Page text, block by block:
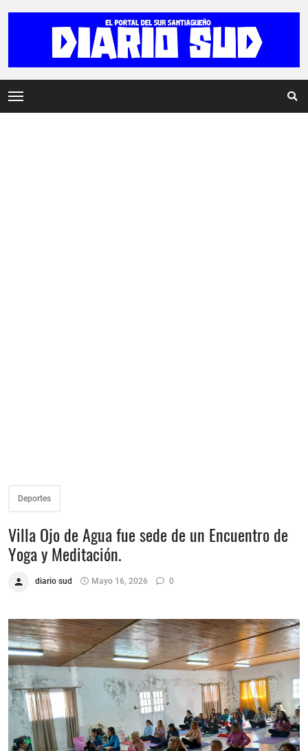
Deportes
Villa Ojo de Agua fue sede de un Encuentro de
Yoga y Meditación.
diario sud Mayo 16, 2026 0